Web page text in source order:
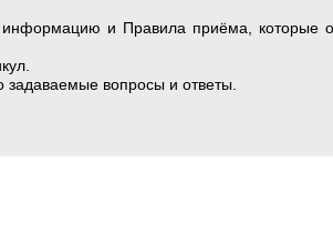
информацию и Правила приёма, которые
вопросы и ответы.